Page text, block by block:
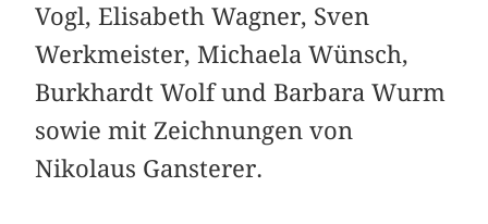
Vogl, Elisabeth Wagner, Sven
Werkmeister, Michaela Wünsch,
Burkhardt Wolf und Barbara Wurm
sowie mit Zeichnungen von
Nikolaus Gansterer.